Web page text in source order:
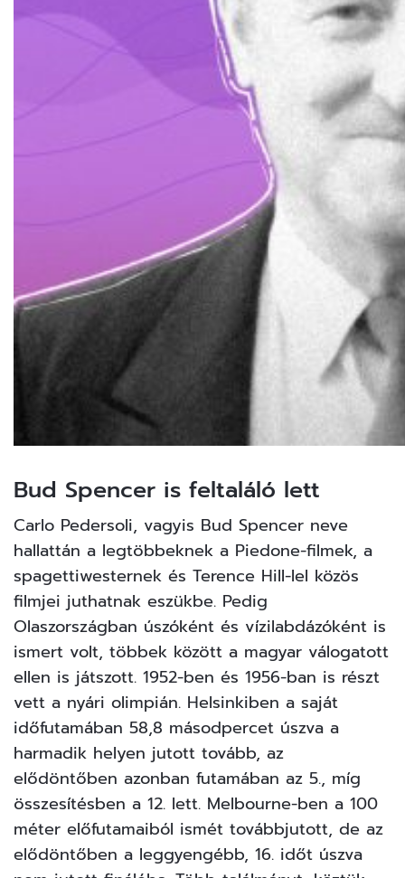
Bud Spencer is feltaláló lett
Carlo Pedersoli, vagyis Bud Spencer neve
hallattán a legtöbbeknek a Piedone-filmek, a
spagettiwesternek és Terence Hill-lel közös
filmjei juthatnak eszükbe. Pedig
Olaszországban úszóként és vízilabdázóként is
ismert volt, többek között a magyar válogatott
ellen is játszott. 1952-ben és 1956-ban is részt
vett a nyári olimpián. Helsinkiben a saját
időfutamában 58,8 másodpercet úszva a
harmadik helyen jutott tovább, az
elődöntőben azonban futamában az 5., míg
összesítésben a 12. lett. Melbourne-ben a 100
méter előfutamaiból ismét továbbjutott, de az
elődöntőben a leggyengébb, 16. időt úszva